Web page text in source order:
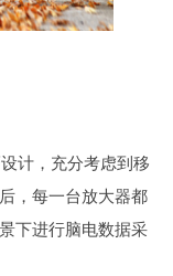
计，充分考虑到移
，每一台放大器都
下进行脑电数据采